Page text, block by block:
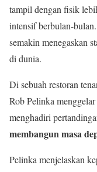
tampil dengan fisik
intensif berbulan-
semakin menegaskan
di dunia.
Di sebuah restoran
Rob Pelinka
menghadiri
membangun masa
Pelinka menjelaskan